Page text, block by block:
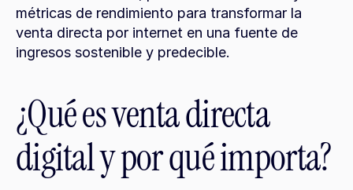
métricas de rendimiento para transformar la
venta directa por internet en una fuente de
ingresos sostenible y predecible.
¿Qué es venta directa
digital y por qué importa?